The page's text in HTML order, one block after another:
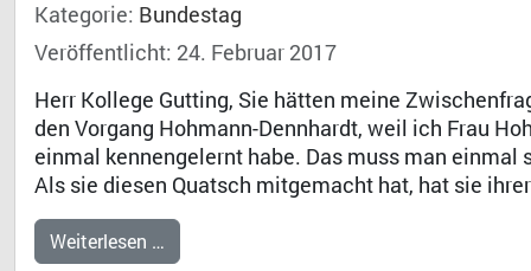
Kategorie: Bundestag
Veröffentlicht: 24. Februar 2017
Herr Kollege Gutting, Sie hätten meine
den Vorgang Hohmann-Dennhardt, weil ich Frau
einmal kennengelernt habe. Das muss man
Als sie diesen Quatsch mitgemacht hat, hat sie
Weiterlesen …